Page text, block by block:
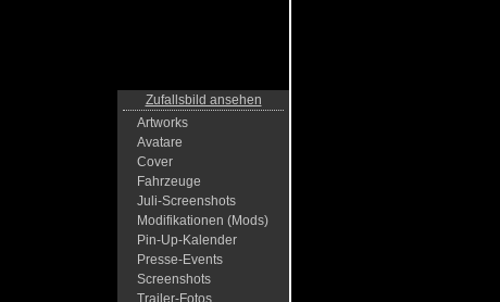
Zufallsbild ansehen
Artworks
Avatare
Cover
Fahrzeuge
Juli-Screenshots
Modifikationen (Mods)
Pin-Up-Kalender
Presse-Events
Screenshots
Trailer-Fotos